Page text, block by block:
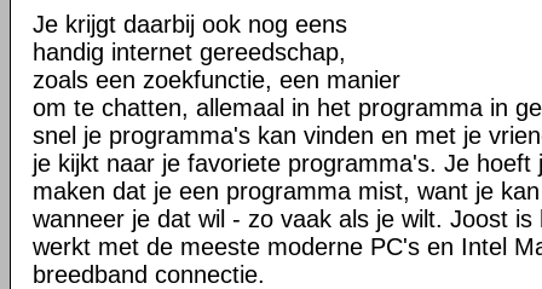
Je krijgt daarbij ook nog eens
handig internet gereedschap,
zoals een zoekfunctie, een manier
om te chatten, allemaal in het programma in
snel je programma's kan vinden en met je
je kijkt naar je favoriete programma's. Je
maken dat je een programma mist, want je
wanneer je dat wil - zo vaak als je wilt. Joost is
werkt met de meeste moderne PC's en Intel
breedband connectie.